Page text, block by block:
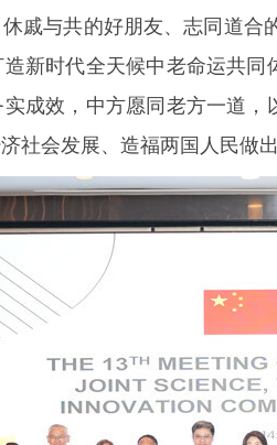
戚与共的好朋友、志同道
新时代全天候中老命运共
成效，中方愿同老方一道
社会发展、造福两国人民做出